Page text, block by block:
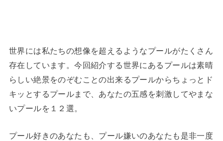
世界には私たちの想像を超えるようなプールがたくさん
存在しています。今回紹介する世界にあるプールは素晴
らしい絶景をのぞむことの出来るプールからちょっとド
キッとするプールまで、あなたの五感を刺激してやまな
いプールを１２選。
プール好きのあなたも、プール嫌いのあなたも是非一度